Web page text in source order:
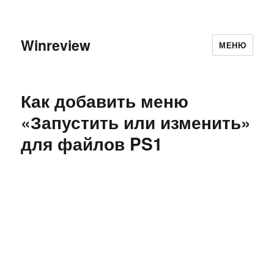
Winreview МЕНЮ
Как добавить меню
«Запустить или изменить»
для файлов PS1